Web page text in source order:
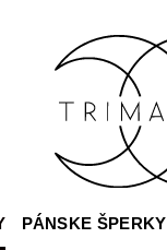
PÁNSKE ŠPERKY